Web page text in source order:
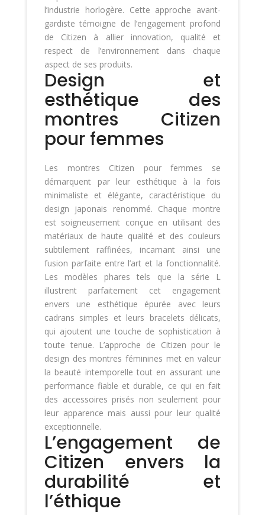
l’industrie horlogère. Cette approche avant-
gardiste témoigne de l’engagement profond
de Citizen à allier innovation, qualité et
respect de l’environnement dans chaque
aspect de ses produits.
Design et
esthétique des
montres Citizen
pour femmes
Les montres Citizen pour femmes se
démarquent par leur esthétique à la fois
minimaliste et élégante, caractéristique du
design japonais renommé. Chaque montre
est soigneusement conçue en utilisant des
matériaux de haute qualité et des couleurs
subtilement raffinées, incarnant ainsi une
fusion parfaite entre l’art et la fonctionnalité.
Les modèles phares tels que la série L
illustrent parfaitement cet engagement
envers une esthétique épurée avec leurs
cadrans simples et leurs bracelets délicats,
qui ajoutent une touche de sophistication à
toute tenue. L’approche de Citizen pour le
design des montres féminines met en valeur
la beauté intemporelle tout en assurant une
performance fiable et durable, ce qui en fait
des accessoires prisés non seulement pour
leur apparence mais aussi pour leur qualité
exceptionnelle.
L’engagement de
Citizen envers la
durabilité et
l’éthique